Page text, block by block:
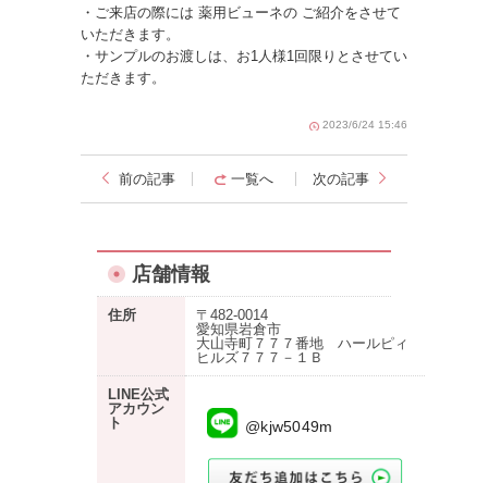
・ご来店の際には 薬用ビューネの ご紹介をさせて
いただきます。
・サンプルのお渡しは、お1人様1回限りとさせてい
ただきます。
2023/6/24 15:46
前の記事 一覧へ 次の記事
店舗情報
住所
〒482-0014
愛知県岩倉市
大山寺町７７７番地 ハールピィ
ヒルズ７７７－１Ｂ
LINE公式
アカウン
ト
@kjw5049m